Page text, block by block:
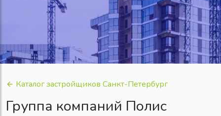
Каталог застройщиков Санкт-Петербург
Группа компаний Полис